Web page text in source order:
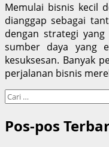
Memulai bisnis kecil
dianggap sebagai
dengan strategi
sumber daya yang
kesuksesan. Banyak
perjalanan bisnis
Cari
Pos-pos